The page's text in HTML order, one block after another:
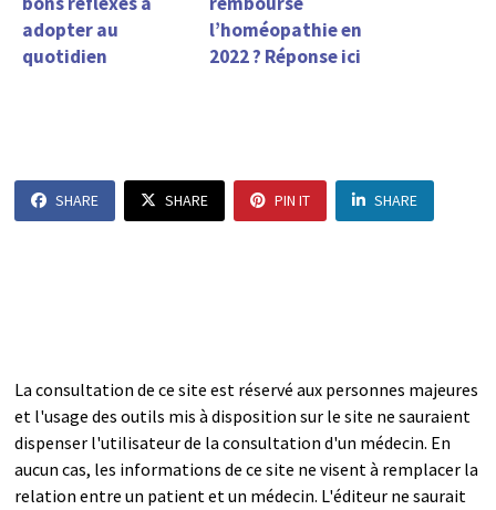
adopter au
quotidien
l’homéopathie en
2022 ? Réponse ici
SHARE SHARE PIN IT SHARE
La consultation de ce site est réservé aux personnes majeures
et l'usage des outils mis à disposition sur le site ne sauraient
dispenser l'utilisateur de la consultation d'un médecin. En
aucun cas, les informations de ce site ne visent à remplacer la
relation entre un patient et un médecin. L'éditeur ne saurait